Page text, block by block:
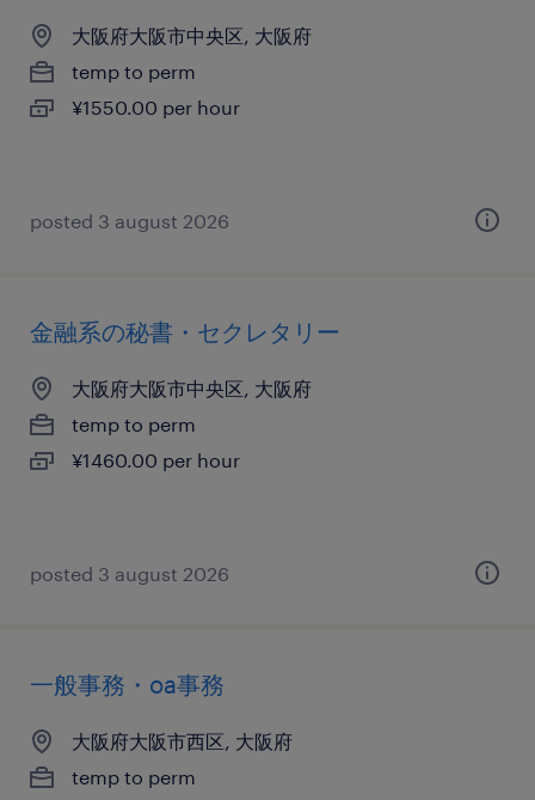
大阪府大阪市中央区, 大阪府
temp to perm
¥1550.00 per hour
posted 3 august 2026
金融系の秘書・セクレタリー
大阪府大阪市中央区, 大阪府
temp to perm
¥1460.00 per hour
posted 3 august 2026
一般事務・oa事務
大阪府大阪市西区, 大阪府
temp to perm